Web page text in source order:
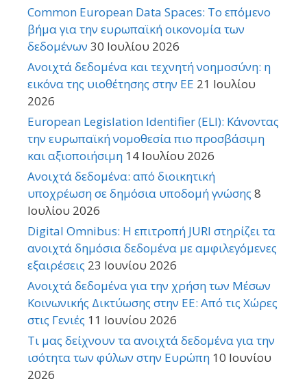
Common European Data Spaces: Το επόμενο
βήμα για την ευρωπαϊκή οικονομία των
δεδομένων 30 Ιουλίου 2026
Ανοιχτά δεδομένα και τεχνητή νοημοσύνη: η
εικόνα της υιοθέτησης στην ΕΕ 21 Ιουλίου
2026
European Legislation Identifier (ELI): Κάνοντας
την ευρωπαϊκή νομοθεσία πιο προσβάσιμη
και αξιοποιήσιμη 14 Ιουλίου 2026
Ανοιχτά δεδομένα: από διοικητική
υποχρέωση σε δημόσια υποδομή γνώσης 8
Ιουλίου 2026
Digital Omnibus: Η επιτροπή JURI στηρίζει τα
ανοιχτά δημόσια δεδομένα με αμφιλεγόμενες
εξαιρέσεις 23 Ιουνίου 2026
Ανοιχτά δεδομένα για την χρήση των Μέσων
Κοινωνικής Δικτύωσης στην ΕΕ: Από τις Χώρες
στις Γενιές 11 Ιουνίου 2026
Τι μας δείχνουν τα ανοιχτά δεδομένα για την
ισότητα των φύλων στην Ευρώπη 10 Ιουνίου
2026